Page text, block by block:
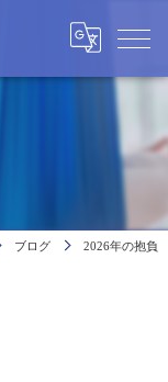
ブログ 2026年の抱負